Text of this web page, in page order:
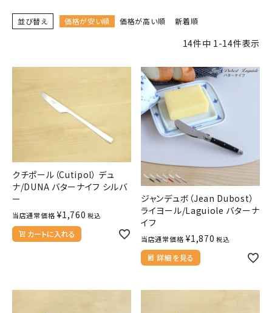
並び替え 価格が安い順 価格が高い順 新着順
14件中 1-14件表示
クチポール（Cutipol） デュ
ナ/DUNA バターナイフ シルバ
ー
当店通常価格 ¥1,760 税込
カートに入れる
ジャンデュボ（Jean Dubost）
ライヨール/Laguiole バターナ
イフ
当店通常価格 ¥1,870 税込
詳細を見る